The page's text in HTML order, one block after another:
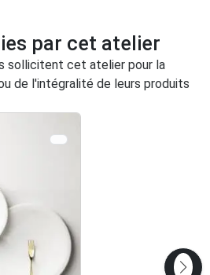
par cet atelier
sollicitent cet atelier pour la
de l'intégralité de leurs produits